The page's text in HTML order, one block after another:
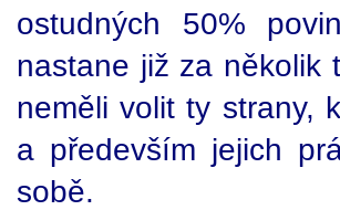
ostudných 50%
nastane již za několik
neměli volit ty strany,
a především jejich
sobě.